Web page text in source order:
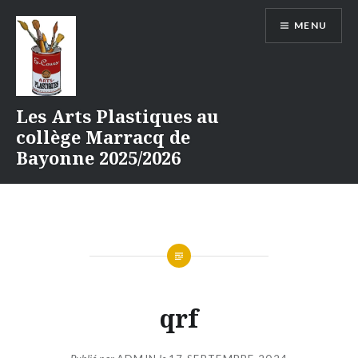
contenu
Les Arts Plastiques au
collège Marracq de
Bayonne 2025/2026
MENU
qrf